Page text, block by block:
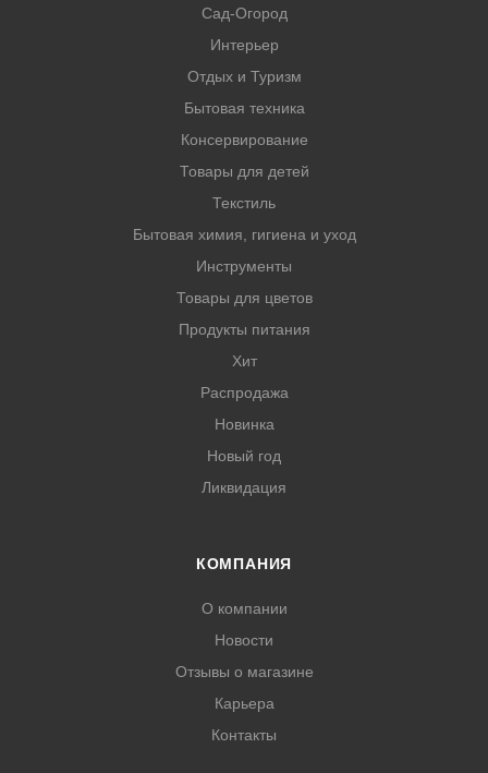
Сад-Огород
Интерьер
Отдых и Туризм
Бытовая техника
Консервирование
Товары для детей
Текстиль
Бытовая химия, гигиена и уход
Инструменты
Товары для цветов
Продукты питания
Хит
Распродажа
Новинка
Новый год
Ликвидация
КОМПАНИЯ
О компании
Новости
Отзывы о магазине
Карьера
Контакты